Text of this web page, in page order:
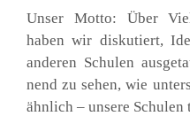
Unser Mot­to: Über
haben wir dis­ku­tiert,
ande­ren Schu­len
nend zu sehen, wie
ähn­lich – unse­re Schu­len